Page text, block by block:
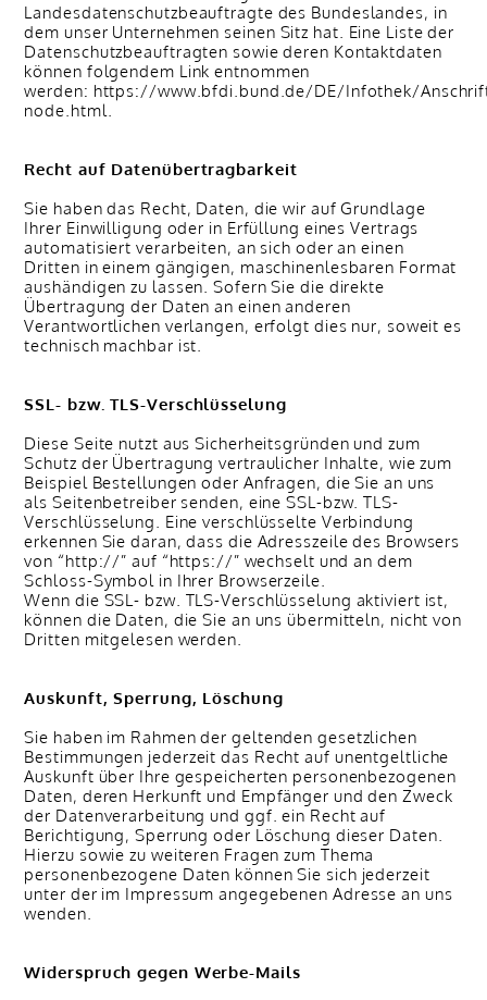
Landesdatenschutzbeauftragte des Bundeslandes, in
dem unser Unternehmen seinen Sitz hat. Eine Liste der
Datenschutzbeauftragten sowie deren Kontaktdaten
können folgendem Link entnommen
werden: https://www.bfdi.bund.de/DE/Infothek/
node.html.
Recht auf Datenübertragbarkeit
Sie haben das Recht, Daten, die wir auf Grundlage
Ihrer Einwilligung oder in Erfüllung eines Vertrags
automatisiert verarbeiten, an sich oder an einen
Dritten in einem gängigen, maschinenlesbaren Format
aushändigen zu lassen. Sofern Sie die direkte
Übertragung der Daten an einen anderen
Verantwortlichen verlangen, erfolgt dies nur, soweit es
technisch machbar ist.
SSL- bzw. TLS-Verschlüsselung
Diese Seite nutzt aus Sicherheitsgründen und zum
Schutz der Übertragung vertraulicher Inhalte, wie zum
Beispiel Bestellungen oder Anfragen, die Sie an uns
als Seitenbetreiber senden, eine SSL-bzw. TLS-
Verschlüsselung. Eine verschlüsselte Verbindung
erkennen Sie daran, dass die Adresszeile des Browsers
von “http://” auf “https://” wechselt und an dem
Schloss-Symbol in Ihrer Browserzeile.
Wenn die SSL- bzw. TLS-Verschlüsselung aktiviert ist,
können die Daten, die Sie an uns übermitteln, nicht von
Dritten mitgelesen werden.
Auskunft, Sperrung, Löschung
Sie haben im Rahmen der geltenden gesetzlichen
Bestimmungen jederzeit das Recht auf unentgeltliche
Auskunft über Ihre gespeicherten personenbezogenen
Daten, deren Herkunft und Empfänger und den Zweck
der Datenverarbeitung und ggf. ein Recht auf
Berichtigung, Sperrung oder Löschung dieser Daten.
Hierzu sowie zu weiteren Fragen zum Thema
personenbezogene Daten können Sie sich jederzeit
unter der im Impressum angegebenen Adresse an uns
wenden.
Widerspruch gegen Werbe-Mails